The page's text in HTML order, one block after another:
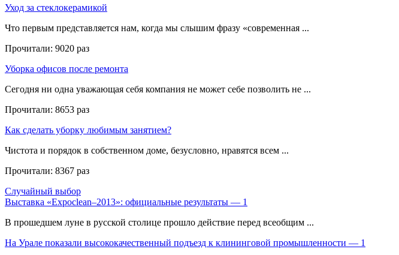
Уход за стеклокерамикой
Что первым представляется нам, когда мы слышим фразу «современная ...
Прочитали: 9020 раз
Уборка офисов после ремонта
Сегодня ни одна уважающая себя компания не может себе позволить не ...
Прочитали: 8653 раз
Как сделать уборку любимым занятием?
Чистота и порядок в собственном доме, безусловно, нравятся всем ...
Прочитали: 8367 раз
Случайный выбор
Выставка «Expoclean–2013»: официальные результаты — 1
В прошедшем луне в русской столице прошло действие перед всеобщим ...
На Урале показали высококачественный подъезд к клининговой промышленности — 1